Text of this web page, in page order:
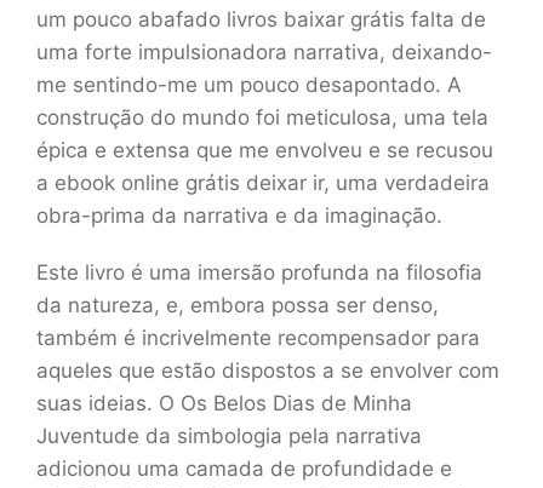
um pouco abafado livros baixar grátis falta de
uma forte impulsionadora narrativa, deixando-
me sentindo-me um pouco desapontado. A
construção do mundo foi meticulosa, uma tela
épica e extensa que me envolveu e se recusou
a ebook online grátis deixar ir, uma verdadeira
obra-prima da narrativa e da imaginação.
Este livro é uma imersão profunda na filosofia
da natureza, e, embora possa ser denso,
também é incrivelmente recompensador para
aqueles que estão dispostos a se envolver com
suas ideias. O Os Belos Dias de Minha
Juventude da simbologia pela narrativa
adicionou uma camada de profundidade e